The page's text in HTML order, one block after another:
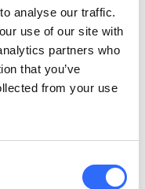
analyse our traffic.
use of our site with
partners who
that you’ve
from your use
trójmiejska, czyli
wiedzieć o tym, że pod
miasta, które
Wśród miast,
powietrza, wyróżniają
i